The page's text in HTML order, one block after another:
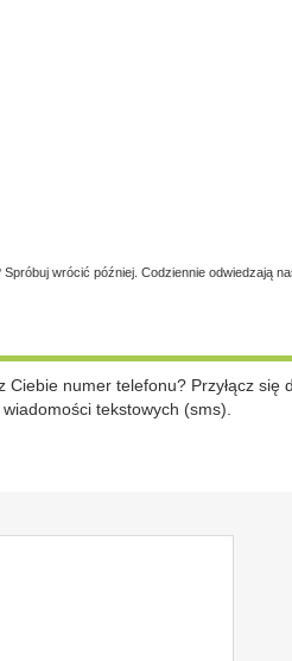
wrócić później. Codziennie odwiedzają
numer telefonu? Przyłącz się
tekstowych (sms).